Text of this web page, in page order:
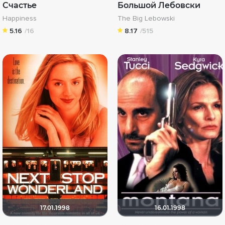
Счастье
Happiness
5.16 /16
Большой Лебовски
The Big Lebowski
8.17 /515
17.01.1998 16.01.1998